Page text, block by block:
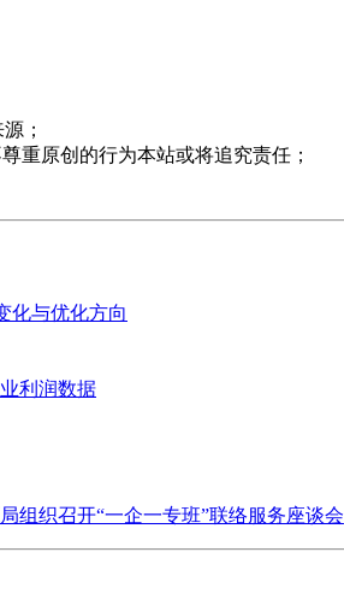
；
重原创的行为本站或将追究责任；
化与优化方向
利润数据
组织召开“一企一专班”联络服务座谈会